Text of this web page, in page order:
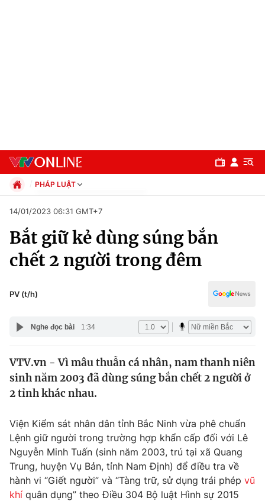
Chuyên mục
Chính trị
Y tế
Tin tức
Thế giới đó đây
Câu chuyện quốc tế
Kinh tế
Tài chính
Thị trường
Dữ liệu và đời sống
PHÁP LUẬT
Xã hội
Pháp luật
Kinh tế
Thể thao
Đời sống
Giáo dục
14/01/2023 06:31 GMT+7
Bắt giữ kẻ dùng súng bắn
chết 2 người trong đêm
PV (t/h)
Nghe đọc bài 1:34
VTV.vn - Vì mâu thuẫn cá nhân, nam thanh niên
sinh năm 2003 đã dùng súng bắn chết 2 người ở
2 tỉnh khác nhau.
Viện Kiểm sát nhân dân tỉnh Bắc Ninh vừa phê chuẩn
Lệnh giữ người trong trường hợp khẩn cấp đối với Lê
Nguyễn Minh Tuấn (sinh năm 2003, trú tại xã Quang
Trung, huyện Vụ Bản, tỉnh Nam Định) để điều tra về
hành vi “Giết người” và “Tàng trữ, sử dụng trái phép vũ
khí quân dụng” theo Điều 304 Bộ luật Hình sự 2015